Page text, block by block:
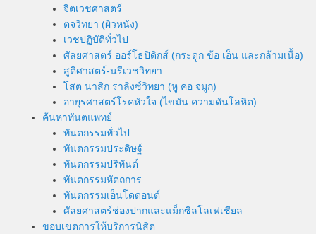
จิตเวชศาสตร์
ตจวิทยา (ผิวหนัง)
เวชปฏิบัติทั่วไป
ศัลยศาสตร์ ออร์โธปิดิกส์ (กระดูก ข้อ เอ็น และกล้ามเนื้อ)
สูติศาสตร์-นรีเวชวิทยา
โสต นาสิก ราลิงซ์วิทยา (หู คอ จมูก)
อายุรศาสตร์โรคหัวใจ (ไขมัน ความดันโลหิต)
ค้นหาทันตแพทย์
ทันตกรรมทั่วไป
ทันตกรรมประดิษฐ์
ทันตกรรมปริทันต์
ทันตกรรมหัตถการ
ทันตกรรมเอ็นโดดอนต์
ศัลยศาสตร์ช่องปากและแม็กซิลโลเฟเชียล
ขอบเขตการให้บริการนิสิต